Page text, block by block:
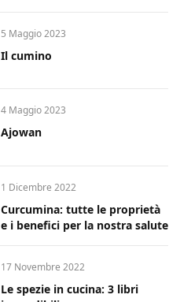
5 Maggio 2023
Il cumino
4 Maggio 2023
Ajowan
1 Dicembre 2022
Curcumina: tutte le proprietà
e i benefici per la nostra salute
17 Novembre 2022
Le spezie in cucina: 3 libri